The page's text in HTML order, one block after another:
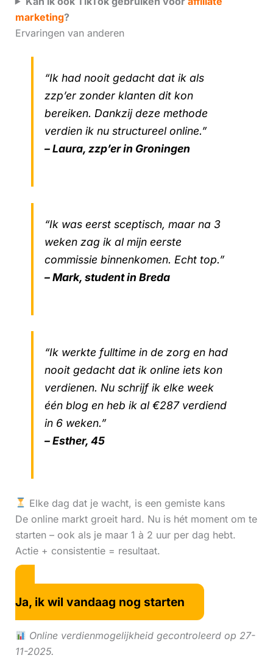
marketing?
Ervaringen van anderen
“Ik had nooit gedacht dat ik als
zzp’er zonder klanten dit kon
bereiken. Dankzij deze methode
verdien ik nu structureel online.”
– Laura, zzp’er in Groningen
“Ik was eerst sceptisch, maar na 3
weken zag ik al mijn eerste
commissie binnenkomen. Echt top.”
– Mark, student in Breda
“Ik werkte fulltime in de zorg en had
nooit gedacht dat ik online iets kon
verdienen. Nu schrijf ik elke week
één blog en heb ik al €287 verdiend
in 6 weken.”
– Esther, 45
Elke dag dat je wacht, is een gemiste kans
De online markt groeit hard. Nu is hét moment om te
starten – ook als je maar 1 à 2 uur per dag hebt.
Actie + consistentie = resultaat.
Ja, ik wil vandaag nog starten
Online verdienmogelijkheid gecontroleerd op 27-
11-2025.